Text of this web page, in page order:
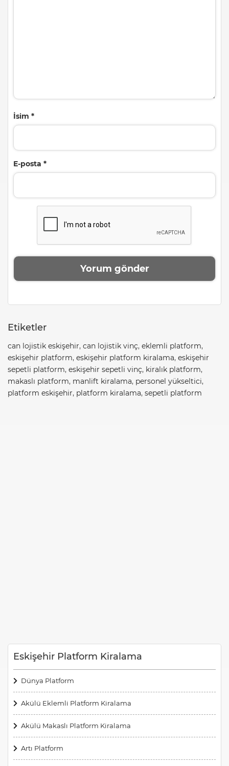
İsim *
E-posta *
Etiketler
can lojistik eskişehir, can lojistik vinç, eklemli platform,
eskişehir platform, eskişehir platform kiralama, eskişehir
sepetli platform, eskişehir sepetli vinç, kiralık platform,
makaslı platform, manlift kiralama, personel yükseltici,
platform eskişehir, platform kiralama, sepetli platform
Eskişehir Platform Kiralama
Dünya Platform
Akülü Eklemli Platform Kiralama
Akülü Makaslı Platform Kiralama
Artı Platform